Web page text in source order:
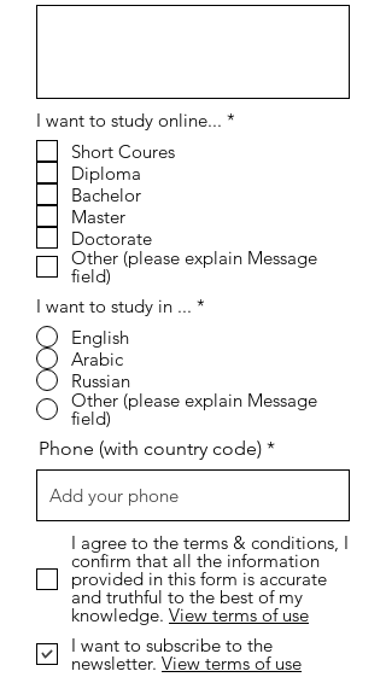
I want to study online... *
Short Coures
Diploma
Bachelor
Master
Doctorate
Other (please explain Message
field)
I want to study in ... *
English
Arabic
Russian
Other (please explain Message
field)
Phone (with country code)
I agree to the terms & conditions, I
confirm that all the information
provided in this form is accurate
and truthful to the best of my
knowledge. View terms of use
I want to subscribe to the
newsletter. View terms of use